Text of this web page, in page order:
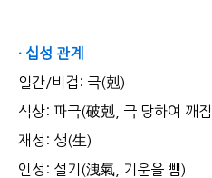
· 십성 관계
일간/비겁: 극(剋)
식상: 파극(破剋, 극 당하여 깨
재성: 생(生)
인성: 설기(洩氣, 기운을 뺌)